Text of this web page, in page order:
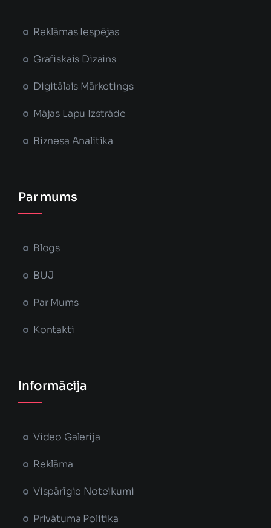
Reklāmas Iespējas
Grafiskais Dizains
Digitālais Mārketings
Mājas Lapu Izstrāde
Biznesa Analītika
Par mums
Blogs
BUJ
Par Mums
Kontakti
Informācija
Video Galerija
Reklāma
Vispārīgie Noteikumi
Privātuma Politika